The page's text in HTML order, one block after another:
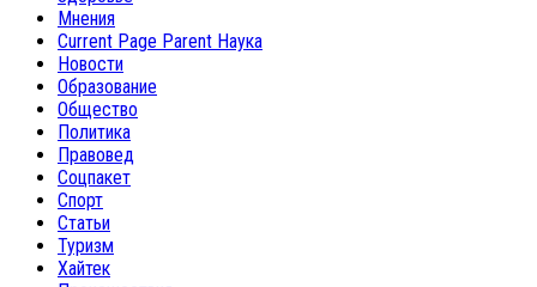
Мнения
Current Page Parent Наука
Новости
Образование
Общество
Политика
Правовед
Соцпакет
Спорт
Статьи
Туризм
Хайтек